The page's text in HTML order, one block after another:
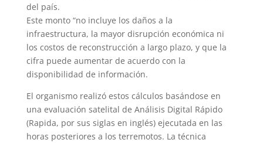
del país.
Este monto “no incluye los daños a la
infraestructura, la mayor disrupción económica ni
los costos de reconstrucción a largo plazo, y que la
cifra puede aumentar de acuerdo con la
disponibilidad de información.
El organismo realizó estos cálculos basándose en
una evaluación satelital de Análisis Digital Rápido
(Rapida, por sus siglas en inglés) ejecutada en las
horas posteriores a los terremotos. La técnica